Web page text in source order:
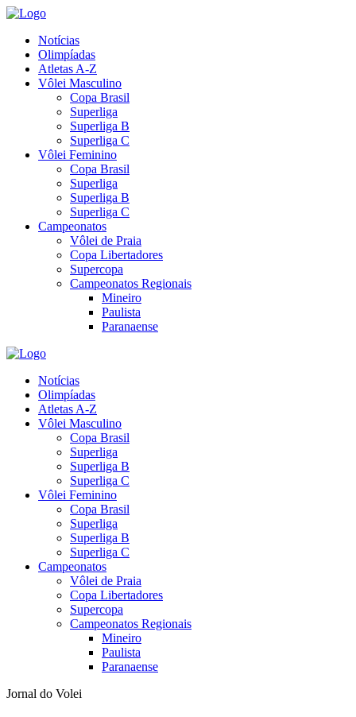
Notícias
Olimpíadas
Atletas A-Z
Vôlei Masculino
Copa Brasil
Superliga
Superliga B
Superliga C
Vôlei Feminino
Copa Brasil
Superliga
Superliga B
Superliga C
Campeonatos
Vôlei de Praia
Copa Libertadores
Supercopa
Campeonatos Regionais
Mineiro
Paulista
Paranaense
Notícias
Olimpíadas
Atletas A-Z
Vôlei Masculino
Copa Brasil
Superliga
Superliga B
Superliga C
Vôlei Feminino
Copa Brasil
Superliga
Superliga B
Superliga C
Campeonatos
Vôlei de Praia
Copa Libertadores
Supercopa
Campeonatos Regionais
Mineiro
Paulista
Paranaense
Jornal do Volei